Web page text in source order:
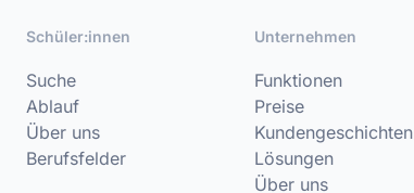
Schüler:innen
Suche
Ablauf
Über uns
Berufsfelder
Unternehmen
Funktionen
Preise
Kundengeschichten
Lösungen
Über uns